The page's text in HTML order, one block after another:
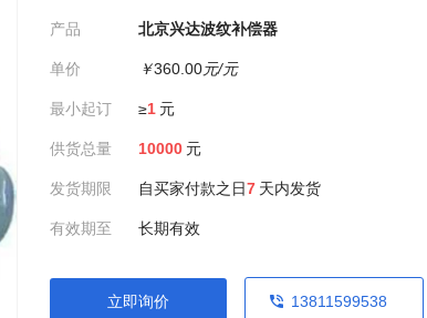
产品 北京兴达波纹补偿器
单价 ￥360.00元/元
最小起订 ≥1 元
供货总量 10000 元
发货期限 自买家付款之日7 天内发货
有效期至 长期有效
立即询价 13811599538